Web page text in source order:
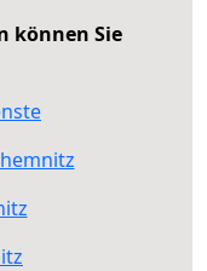
können Sie